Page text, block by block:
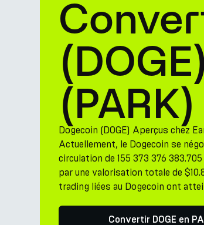
Marchés
Calculatrices
PARK Token
Ressources
Entreprise
(PARK)
Dogecoin (DOGE) Aperçus chez
Actuellement, le Dogecoin se
circulation de 155 373 376
par une valorisation totale de
trading liées au Dogecoin ont
Convertir DOGE en